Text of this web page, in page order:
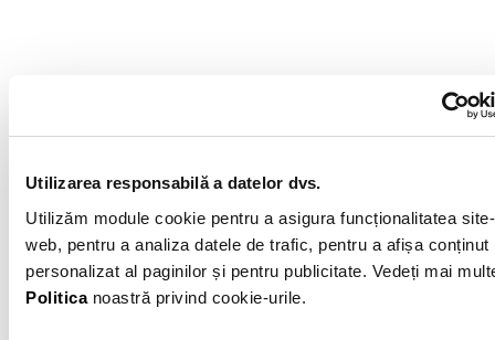
Utilizarea responsabilă a datelor dvs.
Utilizăm module cookie pentru a asigura funcționalitatea
web, pentru a analiza datele de trafic, pentru a afișa conținut
personalizat al paginilor și pentru publicitate. Vedeți mai
Politicanoastră privind cookie-urile.
Eleving Group fondat în 2012. Specializarea
noastră este finanțarea automobilelor second
hand. Mogo IFN S.A. are sediul în București,
Sector 6, Calea Plevnei, Nr. 159, Business Garden
Bucharest, Cladirea A, etaj 6.